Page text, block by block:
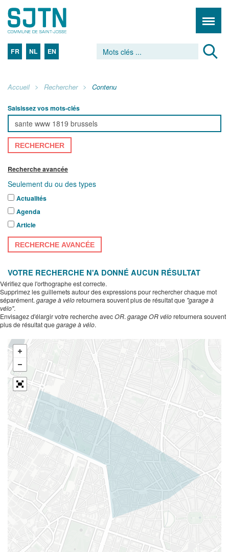
FR NL EN
Accueil Rechercher Contenu
Saisissez vos mots-clés
RECHERCHER
Recherche avancée
Seulement du ou des types
Actualités
Agenda
Article
RECHERCHE AVANCÉE
VOTRE RECHERCHE N'A DONNÉ AUCUN RÉSULTAT
Vérifiez que l'orthographe est correcte.
Supprimez les guillemets autour des expressions pour rechercher chaque mot
séparément. garage à véloretournera souvent plus de résultat que "garage à
vélo".
Envisagez d'élargir votre recherche avecOR. garage OR véloretournera souvent
plus de résultat quegarage à vélo.